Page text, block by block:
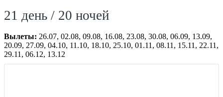
21 день / 20 ночей
Вылеты: 26.07, 02.08, 09.08, 16.08, 23.08, 30.08, 06.09, 13.09,
20.09, 27.09, 04.10, 11.10, 18.10, 25.10, 01.11, 08.11, 15.11, 22.11,
29.11, 06.12, 13.12